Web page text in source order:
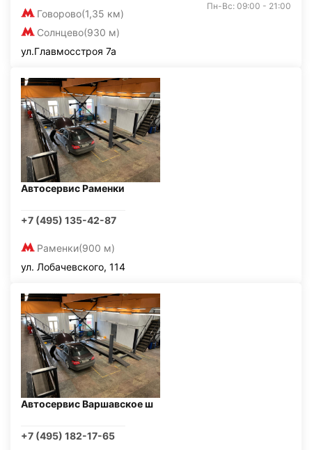
Говорово(1,35 км)
Солнцево(930 м)
Пн-Вс: 09:00 - 21:00
ул.Главмосстроя 7а
Автосервис Раменки
+7 (495) 135-42-87
Раменки(900 м)
ул. Лобачевского, 114
Автосервис Варшавское ш
+7 (495) 182-17-65